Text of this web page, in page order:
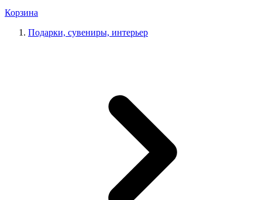
Корзина
Подарки, сувениры, интерьер